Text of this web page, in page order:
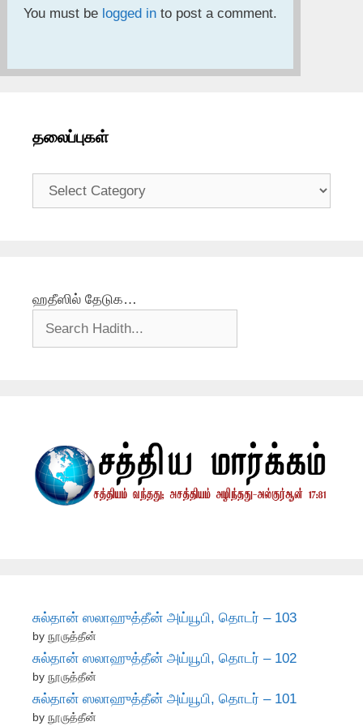
You must be logged in to post a comment.
தலைப்புகள்
தலைப்புகள்
ஹதீஸில் தேடுக…
சுல்தான் ஸலாஹுத்தீன் அய்யூபி, தொடர் – 103
by நூருத்தீன்
சுல்தான் ஸலாஹுத்தீன் அய்யூபி, தொடர் – 102
by நூருத்தீன்
சுல்தான் ஸலாஹுத்தீன் அய்யூபி, தொடர் – 101
by நூருத்தீன்